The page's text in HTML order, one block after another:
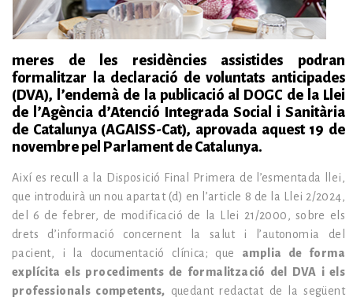
meres de les residències assistides podran
formalitzar la declaració de voluntats anticipades
(DVA), l’endemà de la publicació al DOGC de la Llei
de l’Agència d’Atenció Integrada Social i Sanitària
de Catalunya (AGAISS-Cat), aprovada aquest 19 de
novembre pel Parlament de Catalunya.
Així es recull a la Disposició Final Primera de l’esmentada llei,
que introduirà un nou apartat (d) en l’article 8 de la Llei 2/2024,
del 6 de febrer, de modificació de la Llei 21/2000, sobre els
drets d’informació concernent la salut i l’autonomia del
pacient, i la documentació clínica; que amplia de forma
explícita els procediments de formalització del DVA i els
professionals competents, quedant redactat de la següent